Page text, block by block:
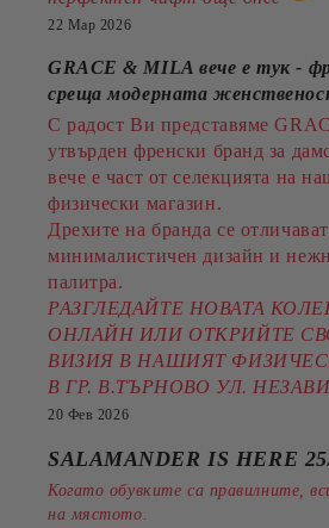
22 Мар 2026
GRACE & MILA вече е тук -
среща модерната
С радост Ви представяме
утвърден френски бранд за
вече е част от селекцията на
физически магазин.
Дрехите на бранда се
минималистичен дизайн и
палитра.
РАЗГЛЕДАЙТЕ НОВАТА
ОНЛАЙН ИЛИ ОТКРИЙТЕ
ВИЗИЯ В НАШИЯТ
В ГР. В.ТЪРНОВО УЛ.
20 Фев 2026
SALAMANDER IS HERE
Когато обувките са правилните,
на мястото.